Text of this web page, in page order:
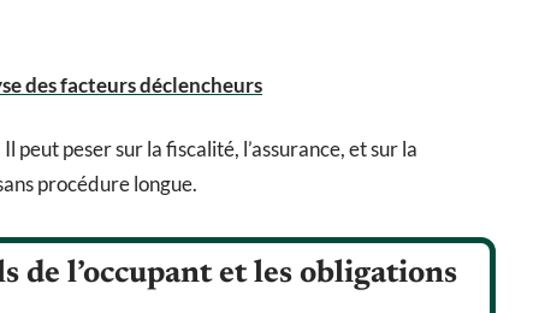
des facteurs déclencheurs
peut peser sur la fiscalité, l’assurance, et sur la
procédure longue.
de l’occupant et les obligations